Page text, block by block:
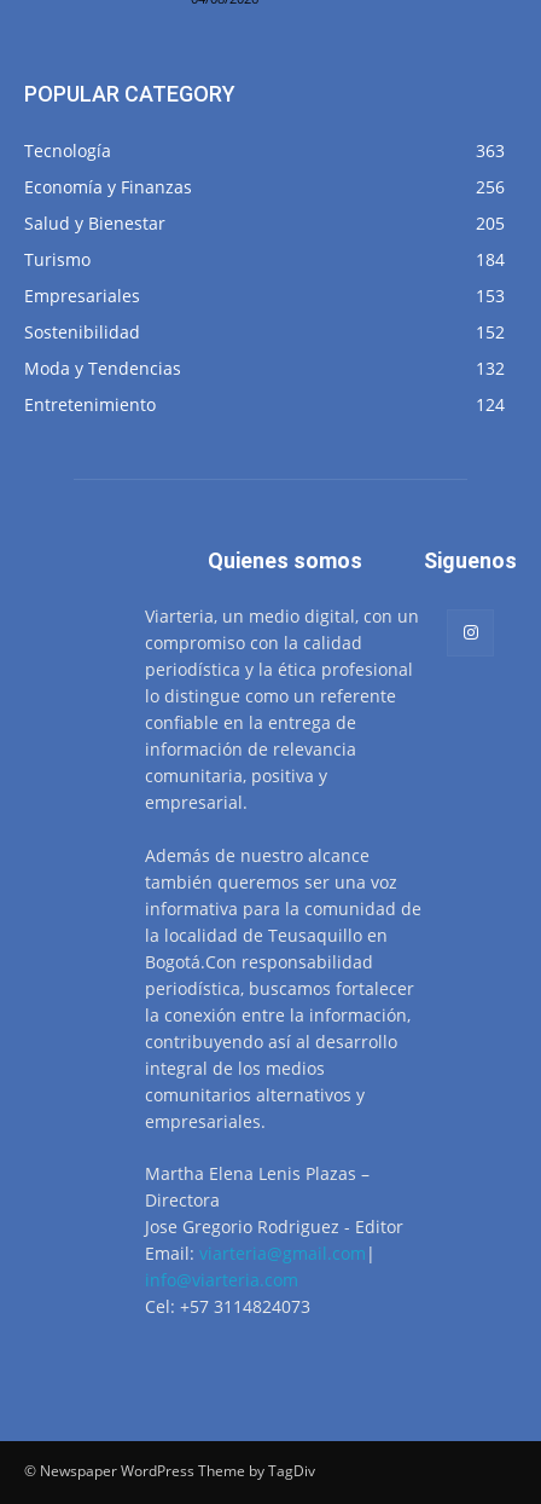
POPULAR CATEGORY
Tecnología
363
Economía y Finanzas
256
Salud y Bienestar
205
Turismo
184
Empresariales
153
Sostenibilidad
152
Moda y Tendencias
132
Entretenimiento
124
Quienes somos
Viarteria, un medio digital, con un
compromiso con la calidad
periodística y la ética profesional
lo distingue como un referente
confiable en la entrega de
información de relevancia
comunitaria, positiva y
empresarial.
Además de nuestro alcance
también queremos ser una voz
informativa para la comunidad de
la localidad de Teusaquillo en
Bogotá.Con responsabilidad
periodística, buscamos fortalecer
la conexión entre la información,
contribuyendo así al desarrollo
integral de los medios
comunitarios alternativos y
empresariales.
Martha Elena Lenis Plazas –
Directora
Jose Gregorio Rodriguez - Editor
Email: viarteria@gmail.com |
info@viarteria.com
Cel: +57 3114824073
Siguenos
© Newspaper WordPress Theme by TagDiv